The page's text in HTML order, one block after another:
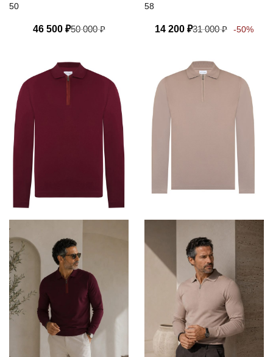
50
50 000₽
46 500 ₽
58
14 200 ₽31 000₽ -50%